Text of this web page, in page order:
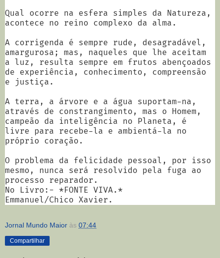
Qual ocorre na esfera simples da Natureza,
acontece no reino complexo da alma.
A corrigenda é sempre rude, desagradável,
amargurosa; mas, naqueles que lhe aceitam
a luz, resulta sempre em frutos abençoados
de experiência, conhecimento, compreensão
e justiça.
A terra, a árvore e a água suportam-na,
através de constrangimento, mas o Homem,
campeão da inteligência no Planeta, é
livre para recebe-la e ambientá-la no
próprio coração.
O problema da felicidade pessoal, por isso
mesmo, nunca será resolvido pela fuga ao
processo reparador.
No Livro:- *FONTE VIVA.*
Emmanuel/Chico Xavier.
Jornal Mundo Maior às 07:44
Compartilhar